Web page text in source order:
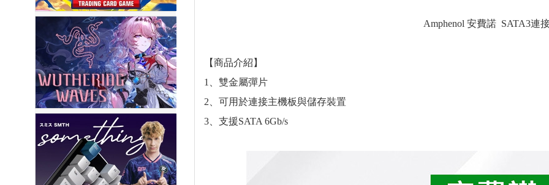
Amphenol 安費諾 SATA3連
【商品介紹】
1、雙金屬彈片
2、可用於連接主機板與儲存裝置
3、支援SATA 6Gb/s